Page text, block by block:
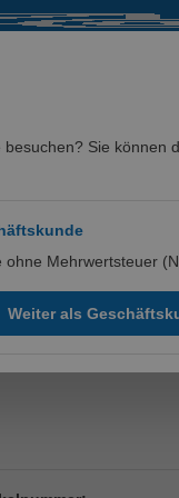
Sie können
ohne Mehrwertsteuer
Weiter als
BOA